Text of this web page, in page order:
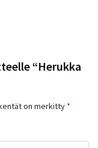
“Herukka
on merkitty *